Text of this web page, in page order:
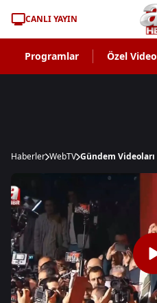
CANLI YAYIN
Programlar Özel Video
Haberler WebTV Gündem Videoları